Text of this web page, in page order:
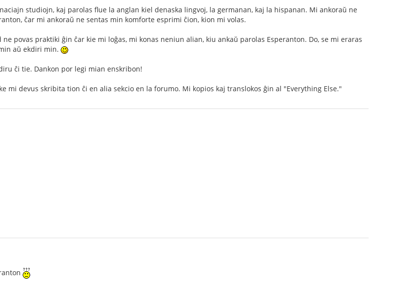
studiojn, kaj parolas flue la anglan kiel denaska lingvoj, la germanan, kaj la hispanan. Mi ankoraŭ ne
ĉar mi ankoraŭ ne sentas min komforte esprimi ĉion, kion mi volas.
povas praktiki ĝin ĉar kie mi loĝas, mi konas neniun alian, kiu ankaŭ parolas Esperanton. Do, se mi eraras
aŭ ekdiri min.
ĉi tie. Dankon por legi mian enskribon!
mi devus skribita tion ĉi en alia sekcio en la forumo. Mi kopios kaj translokos ĝin al "Everything Else."